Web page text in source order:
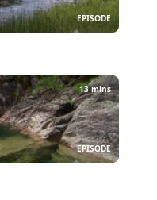
EPISODE
13 mins
EPISODE